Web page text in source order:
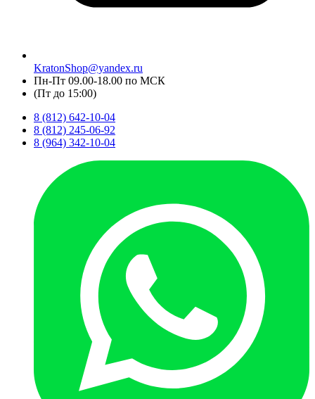
KratonShop@yandex.ru
Пн-Пт 09.00-18.00 по МСК
(Пт до 15:00)
8 (812) 642-10-04
8 (812) 245-06-92
8 (964) 342-10-04